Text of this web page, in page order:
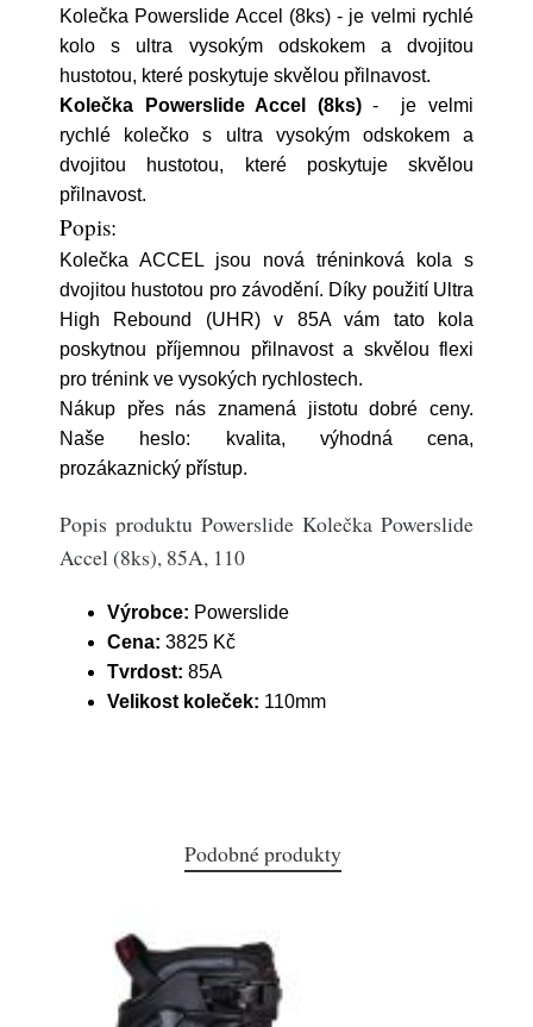
Kolečka Powerslide Accel (8ks) - je velmi rychlé
kolo s ultra vysokým odskokem a dvojitou
hustotou, které poskytuje skvělou přilnavost.
Kolečka Powerslide Accel (8ks)- je velmi
rychlé kolečko s ultra vysokým odskokem a
dvojitou hustotou, které poskytuje skvělou
přilnavost.
Popis:
Kolečka ACCEL jsou nová tréninková kola s
dvojitou hustotou pro závodění. Díky použití Ultra
High Rebound (UHR) v 85A vám tato kola
poskytnou příjemnou přilnavost a skvělou flexi
pro trénink ve vysokých rychlostech.
Nákup přes nás znamená jistotu dobré ceny.
Naše heslo: kvalita, výhodná cena,
prozákaznický přístup.
Popis produktu Powerslide Kolečka Powerslide
Accel (8ks), 85A, 110
Výrobce: Powerslide
Cena: 3825 Kč
Tvrdost: 85A
Velikost koleček: 110mm
Podobné produkty